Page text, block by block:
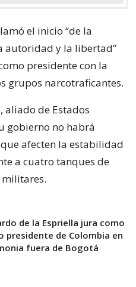
el inicio “de la
autoridad y la libertad”
presidente con la
grupos narcotraficantes.
aliado de Estados
gobierno no habrá
afecten la estabilidad
a cuatro tanques de
de la Espriella jura como
presidente de Colombia en
fuera de Bogotá